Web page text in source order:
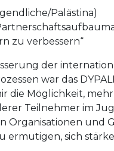
Palästina)
zu verbessern“
der
war das
die Möglichkeit,
Teilnehmer im
Organisationen und
ermutigen, sich